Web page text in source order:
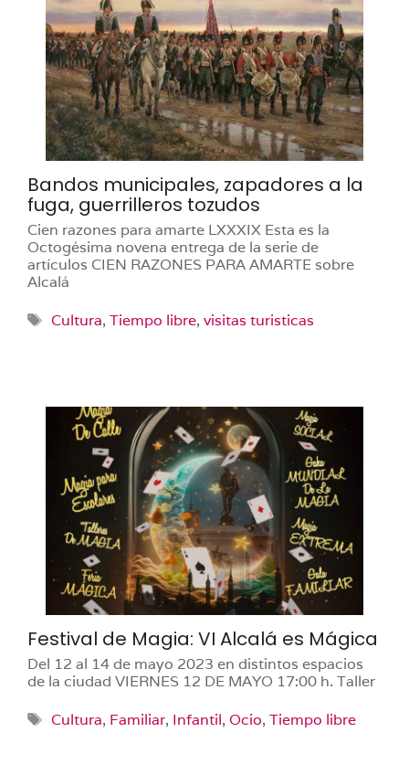
Bandos municipales, zapadores a la
fuga, guerrilleros tozudos
Cien razones para amarte LXXXIX Esta es la
Octogésima novena entrega de la serie de
artículos CIEN RAZONES PARA AMARTE sobre
Alcalá
Etiquetas
Cultura, Tiempo libre, visitas turisticas
Festival de Magia: VI Alcalá es Mágica
Del 12 al 14 de mayo 2023 en distintos espacios
de la ciudad VIERNES 12 DE MAYO 17:00 h. Taller
Etiquetas
Cultura, Familiar, Infantil, Ocio, Tiempo libre